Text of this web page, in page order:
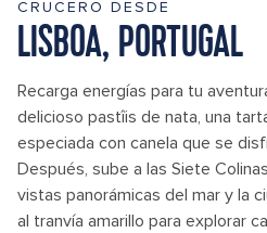
CRUCERO DESDE
LISBOA, PORTUGAL
Recarga energías para tu
delicioso pastîis de nata, una
especiada con canela que se
Después, sube a las Siete
vistas panorámicas del mar y la
al tranvía amarillo para explorar